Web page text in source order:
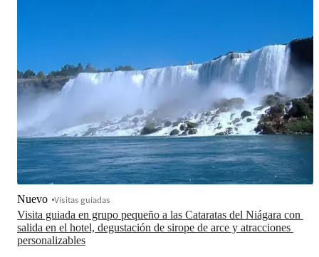
Visita guiada en grupo pequeño a las Cataratas del Niágara con
salida en el hotel, degustación de sirope de arce y atracciones
personalizables
Nuevo Visitas guiadas